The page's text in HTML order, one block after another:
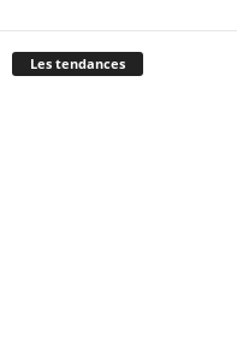
Les tendances